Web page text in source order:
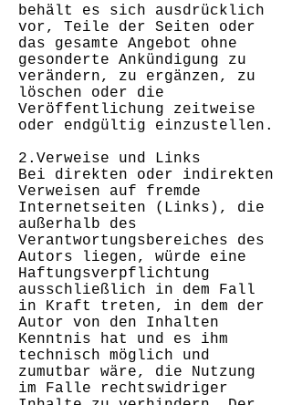
behält es sich ausdrücklich
vor, Teile der Seiten oder
das gesamte Angebot ohne
gesonderte Ankündigung zu
verändern, zu ergänzen, zu
löschen oder die
Veröffentlichung zeitweise
oder endgültig einzustellen.
2.Verweise und Links
Bei direkten oder indirekten
Verweisen auf fremde
Internetseiten (Links), die
außerhalb des
Verantwortungsbereiches des
Autors liegen, würde eine
Haftungsverpflichtung
ausschließlich in dem Fall
in Kraft treten, in dem der
Autor von den Inhalten
Kenntnis hat und es ihm
technisch möglich und
zumutbar wäre, die Nutzung
im Falle rechtswidriger